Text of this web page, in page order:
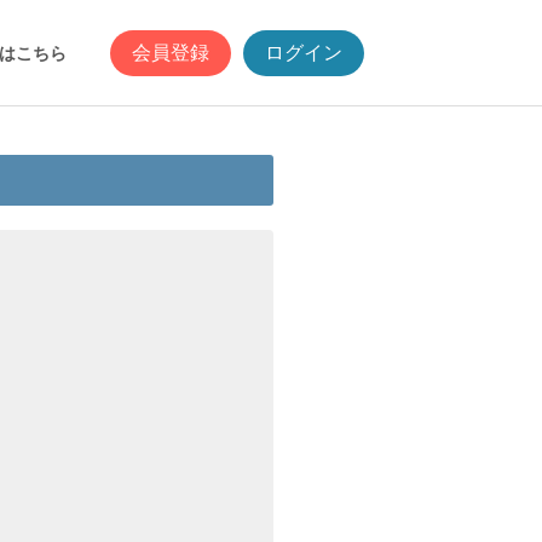
こちら 会員登録 ログイン